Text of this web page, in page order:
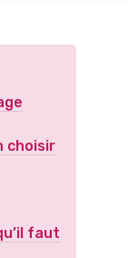
choisir
faut